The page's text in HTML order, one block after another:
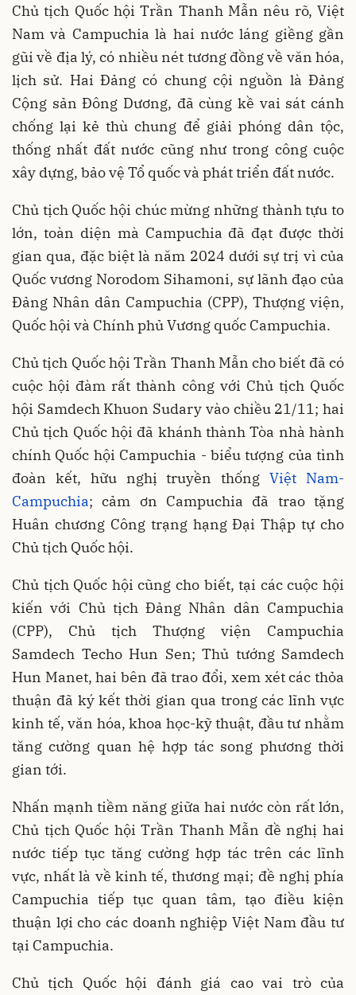
Chủ tịch Quốc hội Trần Thanh Mẫn nêu rõ, Việt
Nam và Campuchia là hai nước láng giềng gần
gũi về địa lý, có nhiều nét tương đồng về văn hóa,
lịch sử. Hai Đảng có chung cội nguồn là Đảng
Cộng sản Đông Dương, đã cùng kề vai sát cánh
chống lại kẻ thù chung để giải phóng dân tộc,
thống nhất đất nước cũng như trong công cuộc
xây dựng, bảo vệ Tổ quốc và phát triển đất nước.
Chủ tịch Quốc hội chúc mừng những thành tựu to
lớn, toàn diện mà Campuchia đã đạt được thời
gian qua, đặc biệt là năm 2024 dưới sự trị vì của
Quốc vương Norodom Sihamoni, sự lãnh đạo của
Đảng Nhân dân Campuchia (CPP), Thượng viện,
Quốc hội và Chính phủ Vương quốc Campuchia.
Chủ tịch Quốc hội Trần Thanh Mẫn cho biết đã có
cuộc hội đàm rất thành công với Chủ tịch Quốc
hội Samdech Khuon Sudary vào chiều 21/11; hai
Chủ tịch Quốc hội đã khánh thành Tòa nhà hành
chính Quốc hội Campuchia - biểu tượng của tình
đoàn kết, hữu nghị truyền thốngViệt Nam-
Campuchia; cảm ơn Campuchia đã trao tặng
Huân chương Công trạng hạng Đại Thập tự cho
Chủ tịch Quốc hội.
Chủ tịch Quốc hội cũng cho biết, tại các cuộc hội
kiến với Chủ tịch Đảng Nhân dân Campuchia
(CPP), Chủ tịch Thượng viện Campuchia
Samdech Techo Hun Sen; Thủ tướng Samdech
Hun Manet, hai bên đã trao đổi, xem xét các thỏa
thuận đã ký kết thời gian qua trong các lĩnh vực
kinh tế, văn hóa, khoa học-kỹ thuật, đầu tư nhằm
tăng cường quan hệ hợp tác song phương thời
gian tới.
Nhấn mạnh tiềm năng giữa hai nước còn rất lớn,
Chủ tịch Quốc hội Trần Thanh Mẫn đề nghị hai
nước tiếp tục tăng cường hợp tác trên các lĩnh
vực, nhất là về kinh tế, thương mại; đề nghị phía
Campuchia tiếp tục quan tâm, tạo điều kiện
thuận lợi cho các doanh nghiệp Việt Nam đầu tư
tại Campuchia.
Chủ tịch Quốc hội đánh giá cao vai trò của